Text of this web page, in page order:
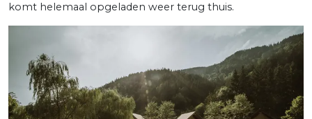
komt helemaal opgeladen weer terug thuis.